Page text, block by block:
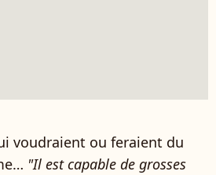
voudraient ou feraient du
"Il est capable de grosses